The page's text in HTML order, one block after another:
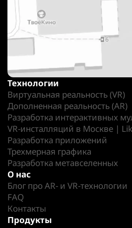
Технологии
Виртуальная реальность (VR)
Дополненная реальность (AR)
Разработка интерактивных
VR-инсталляций в Москве |
Разработка приложений
Трехмерная графика
Разработка метавселенных
О нас
Блог про AR- и VR-технологии
FAQ
Контакты
Продукты